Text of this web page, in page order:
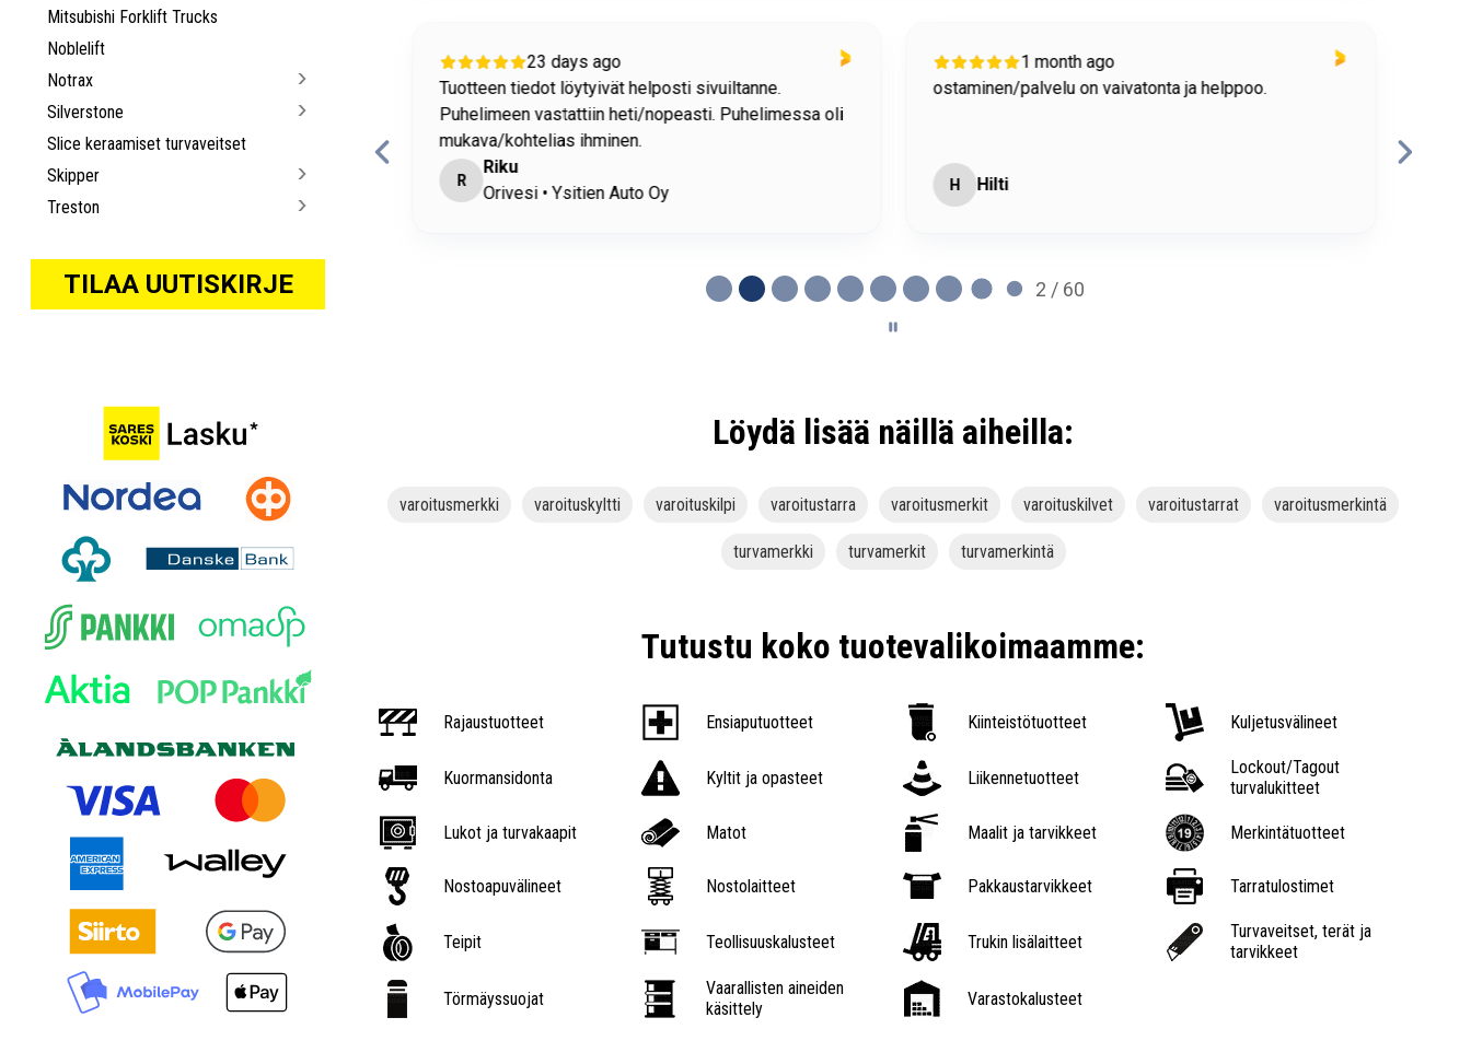
Mitsubishi Forklift Trucks
Noblelift
Notrax
Silverstone
Slice keraamiset turvaveitset
Skipper
Treston
TILAA UUTISKIRJE
22 days ago
liittyviä tavaroita löytyy hyvin.
Matikainen
23 days ago
Tuotteen tiedot löytyivät helposti sivuiltanne.
Puhelimeen vastattiin heti/nopeasti. Puhelimessa oli
mukava/kohtelias ihminen.
R
Riku
Orivesi • Ysitien Auto Oy
1 month ago
ostaminen/palvelu on vaivatonta ja helppoo.
H Hilti
2 / 60
Löydä lisää näillä aiheilla:
varoitusmerkki varoituskyltti varoituskilpi varoitustarra varoitusmerkit varoituskilvet varoitustarrat varoitusmerkintä
turvamerkki turvamerkit turvamerkintä
Tutustu koko tuotevalikoimaamme:
Rajaustuotteet Ensiaputuotteet Kiinteistötuotteet Kuljetusvälineet
Kuormansidonta Kyltit ja opasteet Liikennetuotteet
Lockout/Tagout
turvalukitteet
Lukot ja turvakaapit Matot Maalit ja tarvikkeet Merkintätuotteet
Nostoapuvälineet Nostolaitteet Pakkaustarvikkeet Tarratulostimet
Teipit Teollisuuskalusteet Trukin lisälaitteet
Turvaveitset, terät ja
tarvikkeet
Törmäyssuojat
Vaarallisten aineiden
käsittely
Varastokalusteet